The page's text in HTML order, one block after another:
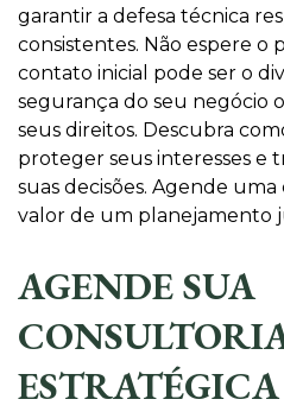
garantir a defesa técnica
consistentes. Não espere o
contato inicial pode ser o
segurança do seu negócio
seus direitos. Descubra
proteger seus interesses e
suas decisões. Agende
valor de um planejamento
AGENDE SUA
ESTRATÉGICA